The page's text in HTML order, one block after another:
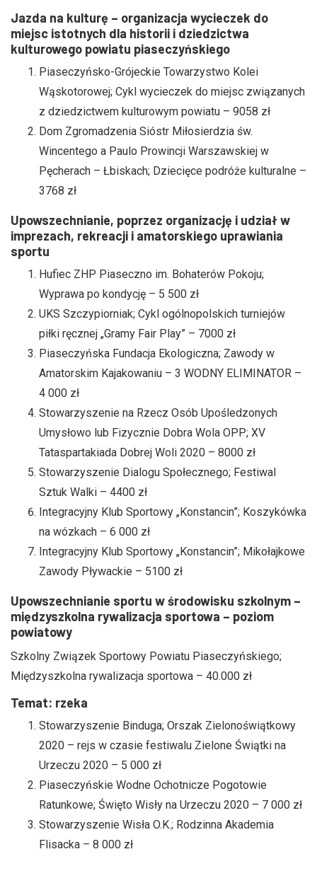
Jazda na kulturę – organizacja wycieczek do
miejsc istotnych dla historii i dziedzictwa
kulturowego powiatu piaseczyńskiego
Piaseczyńsko-Grójeckie Towarzystwo Kolei
Wąskotorowej; Cykl wycieczek do miejsc związanych
z dziedzictwem kulturowym powiatu – 9058 zł
Dom Zgromadzenia Sióstr Miłosierdzia św.
Wincentego a Paulo Prowincji Warszawskiej w
Pęcherach – Łbiskach; Dziecięce podróże kulturalne –
3768 zł
Upowszechnianie, poprzez organizację i udział w
imprezach, rekreacji i amatorskiego uprawiania
sportu
Hufiec ZHP Piaseczno im. Bohaterów Pokoju;
Wyprawa po kondycję – 5 500 zł
UKS Szczypiorniak; Cykl ogólnopolskich turniejów
piłki ręcznej „Gramy Fair Play” – 7000 zł
Piaseczyńska Fundacja Ekologiczna; Zawody w
Amatorskim Kajakowaniu – 3 WODNY ELIMINATOR –
4 000 zł
Stowarzyszenie na Rzecz Osób Upośledzonych
Umysłowo lub Fizycznie Dobra Wola OPP; XV
Tataspartakiada Dobrej Woli 2020 – 8000 zł
Stowarzyszenie Dialogu Społecznego; Festiwal
Sztuk Walki – 4400 zł
Integracyjny Klub Sportowy „Konstancin”; Koszykówka
na wózkach – 6 000 zł
Integracyjny Klub Sportowy „Konstancin”; Mikołajkowe
Zawody Pływackie – 5100 zł
Upowszechnianie sportu w środowisku szkolnym –
międzyszkolna rywalizacja sportowa – poziom
powiatowy
Szkolny Związek Sportowy Powiatu Piaseczyńskiego;
Międzyszkolna rywalizacja sportowa – 40.000 zł
Temat: rzeka
Stowarzyszenie Binduga; Orszak Zielonoświątkowy
2020 – rejs w czasie festiwalu Zielone Świątki na
Urzeczu 2020 – 5 000 zł
Piaseczyńskie Wodne Ochotnicze Pogotowie
Ratunkowe; Święto Wisły na Urzeczu 2020 – 7 000 zł
Stowarzyszenie Wisła O.K.; Rodzinna Akademia
Flisacka – 8 000 zł